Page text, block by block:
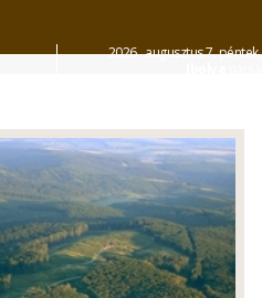
2026. augusztus 7. péntek,